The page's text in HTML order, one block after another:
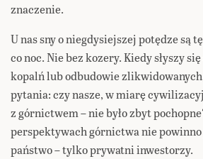
znaczenie.
U nas sny o niegdysiejszej potędze są
co noc. Nie bez kozery. Kiedy słyszy
kopalń lub odbudowie
pytania: czy nasze, w miarę
z górnictwem – nie było zbyt
perspektywach górnictwa nie
państwo – tylko prywatni inwestorzy.